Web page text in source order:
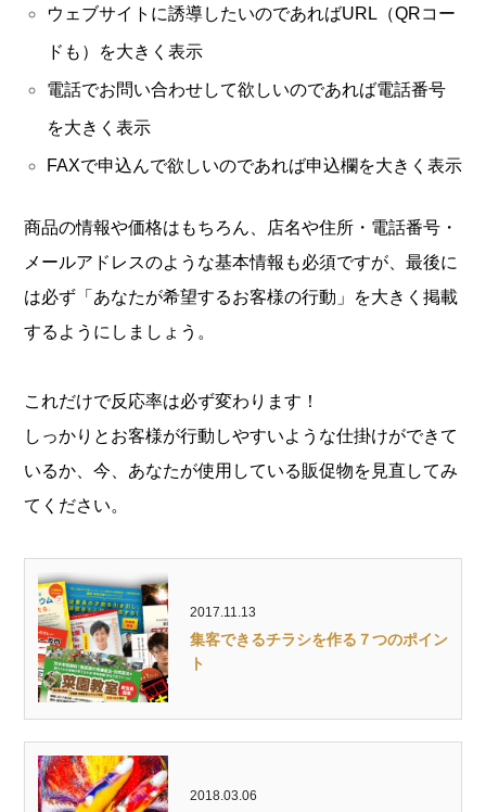
ウェブサイトに誘導したいのであればURL（QRコー
ドも）を大きく表示
電話でお問い合わせして欲しいのであれば電話番号
を大きく表示
FAXで申込んで欲しいのであれば申込欄を大きく表示
商品の情報や価格はもちろん、店名や住所・電話番号・
メールアドレスのような基本情報も必須ですが、最後に
は必ず「あなたが希望するお客様の行動」を大きく掲載
するようにしましょう。
これだけで反応率は必ず変わります！
しっかりとお客様が行動しやすいような仕掛けができて
いるか、今、あなたが使用している販促物を見直してみ
てください。
2017.11.13
集客できるチラシを作る７つのポイン
ト
2018.03.06